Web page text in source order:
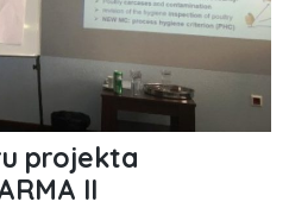
projekta
II